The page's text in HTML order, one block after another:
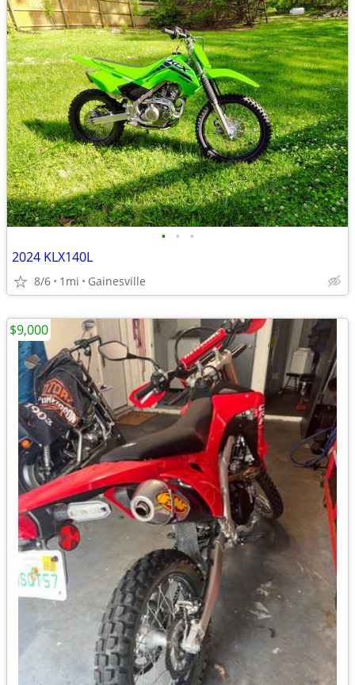
• • •
2024 KLX140L
8/6 1mi Gainesville
$9,000